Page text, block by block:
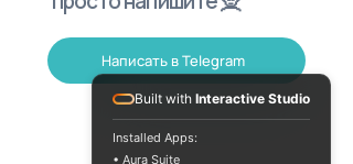
Написать в Telegram
Built with Interactive Studio
Installed Apps:
• Aura Suite